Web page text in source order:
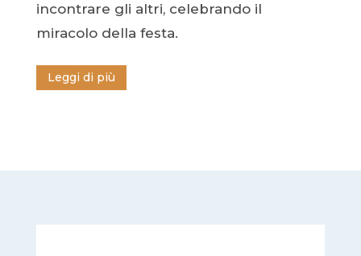
incontrare gli altri, celebrando il
miracolo della festa.
Leggi di più